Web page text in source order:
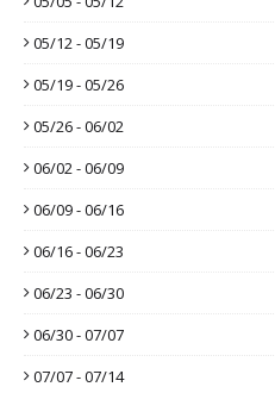
05/12 - 05/19
05/19 - 05/26
05/26 - 06/02
06/02 - 06/09
06/09 - 06/16
06/16 - 06/23
06/23 - 06/30
06/30 - 07/07
07/07 - 07/14